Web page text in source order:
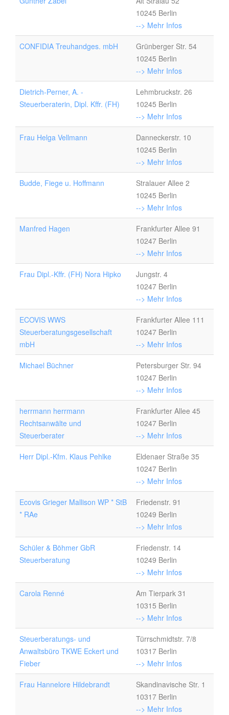
10245 Berlin
--> Mehr Infos
CONFIDIA Treuhandges. mbH
Grünberger Str. 54
10245 Berlin
--> Mehr Infos
Dietrich-Perner, A. -
Steuerberaterin, Dipl. Kffr. (FH)
Lehmbruckstr. 26
10245 Berlin
--> Mehr Infos
Frau Helga Vellmann
Danneckerstr. 10
10245 Berlin
--> Mehr Infos
Budde, Fiege u. Hoffmann
Stralauer Allee 2
10245 Berlin
--> Mehr Infos
Manfred Hagen
Frankfurter Allee 91
10247 Berlin
--> Mehr Infos
Frau Dipl.-Kffr. (FH) Nora Hipko
Jungstr. 4
10247 Berlin
--> Mehr Infos
ECOVIS WWS
Steuerberatungsgesellschaft
mbH
Frankfurter Allee 111
10247 Berlin
--> Mehr Infos
Michael Büchner
Petersburger Str. 94
10247 Berlin
--> Mehr Infos
herrmann herrmann
Rechtsanwälte und
Steuerberater
Frankfurter Allee 45
10247 Berlin
--> Mehr Infos
Herr Dipl.-Kfm. Klaus Pehlke
Eldenaer Straße 35
10247 Berlin
--> Mehr Infos
Ecovis Grieger Mallison WP * StB
* RAe
Friedenstr. 91
10249 Berlin
--> Mehr Infos
Schüler & Böhmer GbR
Steuerberatung
Friedenstr. 14
10249 Berlin
--> Mehr Infos
Carola Renné
Am Tierpark 31
10315 Berlin
--> Mehr Infos
Steuerberatungs- und
Anwaltsbüro TKWE Eckert und
Fieber
Türrschmidtstr. 7/8
10317 Berlin
--> Mehr Infos
Frau Hannelore Hildebrandt
Skandinavische Str. 1
10317 Berlin
--> Mehr Infos